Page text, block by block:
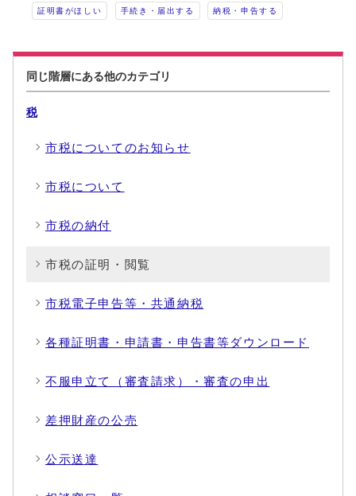
証明書がほしい 手続き・届出する 納税・申告する
同じ階層にある他のカテゴリ
税
市税についてのお知らせ
市税について
市税の納付
市税の証明・閲覧
市税電子申告等・共通納税
各種証明書・申請書・申告書等ダウンロード
不服申立て（審査請求）・審査の申出
差押財産の公売
公示送達